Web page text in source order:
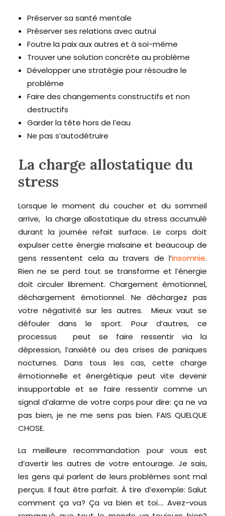
Préserver sa santé mentale
Préserver ses relations avec autrui
Foutre la paix aux autres et à soi-même
Trouver une solution concrète au problème
Développer une stratégie pour résoudre le
problème
Faire des changements constructifs et non
destructifs
Garder la tête hors de l’eau
Ne pas s’autodétruire
La charge allostatique du
stress
Lorsque le moment du coucher et du sommeil
arrive, la charge allostatique du stress accumulé
durant la journée refait surface. Le corps doit
expulser cette énergie malsaine et beaucoup de
gens ressentent cela au travers de l’insomnie.
Rien ne se perd tout se transforme et l’énergie
doit circuler librement. Chargement émotionnel,
déchargement émotionnel. Ne déchargez pas
votre négativité sur les autres. Mieux vaut se
défouler dans le sport. Pour d’autres, ce
processus peut se faire ressentir via la
dépression, l’anxiété ou des crises de paniques
nocturnes. Dans tous les cas, cette charge
émotionnelle et énergétique peut vite devenir
insupportable et se faire ressentir comme un
signal d’alarme de votre corps pour dire: ça ne va
pas bien, je ne me sens pas bien. FAIS QUELQUE
CHOSE.
La meilleure recommandation pour vous est
d’avertir les autres de votre entourage. Je sais,
les gens qui parlent de leurs problèmes sont mal
perçus. Il faut être parfait. À tire d’exemple: Salut
comment ça va? Ça va bien et toi…. Avez-vous